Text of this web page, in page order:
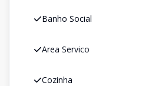
Banho Social
Area Servico
Cozinha